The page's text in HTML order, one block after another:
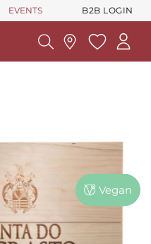
EVENTS B2B LOGIN
Vegan